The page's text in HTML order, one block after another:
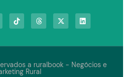
a ruralbook - Negócios e
Rural